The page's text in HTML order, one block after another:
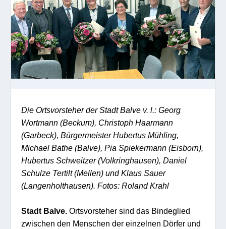
Die Ortsvorsteher der Stadt Balve v. l.: Georg
Wortmann (Beckum), Christoph Haarmann
(Garbeck), Bürgermeister Hubertus Mühling,
Michael Bathe (Balve), Pia Spiekermann (Eisborn),
Hubertus Schweitzer (Volkringhausen), Daniel
Schulze Tertilt (Mellen) und Klaus Sauer
(Langenholthausen). Fotos: Roland Krahl
Stadt Balve.Ortsvorsteher sind das Bindeglied
zwischen den Menschen der einzelnen Dörfer und